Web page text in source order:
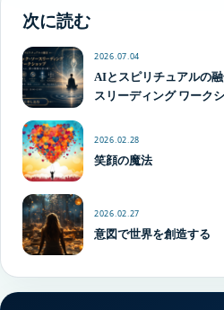
次に読む
2026.07.04
AIとスピリチュアルの
スリーディング ワーク
2026.02.28
笑顔の魔法
2026.02.27
意図で世界を創造する